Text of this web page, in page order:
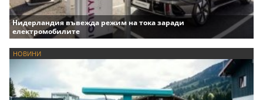
Нидерландия въвежда режим на тока заради
електромобилите
НОВИНИ